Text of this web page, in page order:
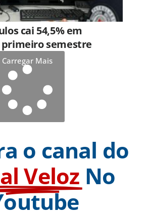
cai 54,5% em
semestre
Carregar Mais
o canal do
Veloz No